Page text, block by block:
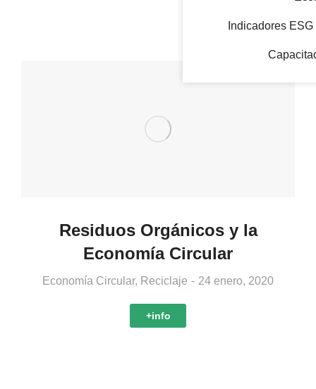
Indicadores
Residuos Orgánicos y la
Economía Circular
Economía Circular, Reciclaje 24 enero, 2020
+info